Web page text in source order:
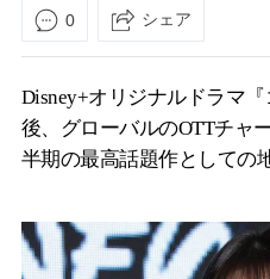
0 シェア
Disney+オリジナルドラマ
後、グローバルのOTTチャ
半期の最高話題作としての